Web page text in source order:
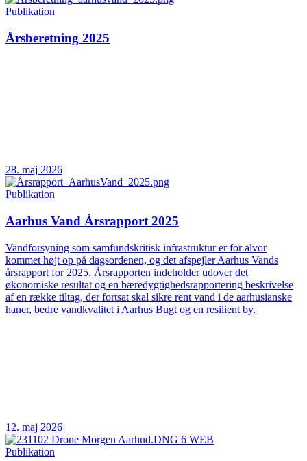
Publikation
Årsberetning 2025
28. maj 2026
Publikation
Aarhus Vand Årsrapport 2025
Vandforsyning som samfundskritisk infrastruktur er for alvor
kommet højt op på dagsordenen, og det afspejler Aarhus Vands
årsrapport for 2025. Årsrapporten indeholder udover det
økonomiske resultat og en bæredygtighedsrapportering beskrivelse
af en række tiltag, der fortsat skal sikre rent vand i de aarhusianske
haner, bedre vandkvalitet i Aarhus Bugt og en resilient by.
12. maj 2026
Publikation